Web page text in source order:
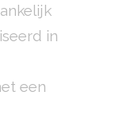
in
een